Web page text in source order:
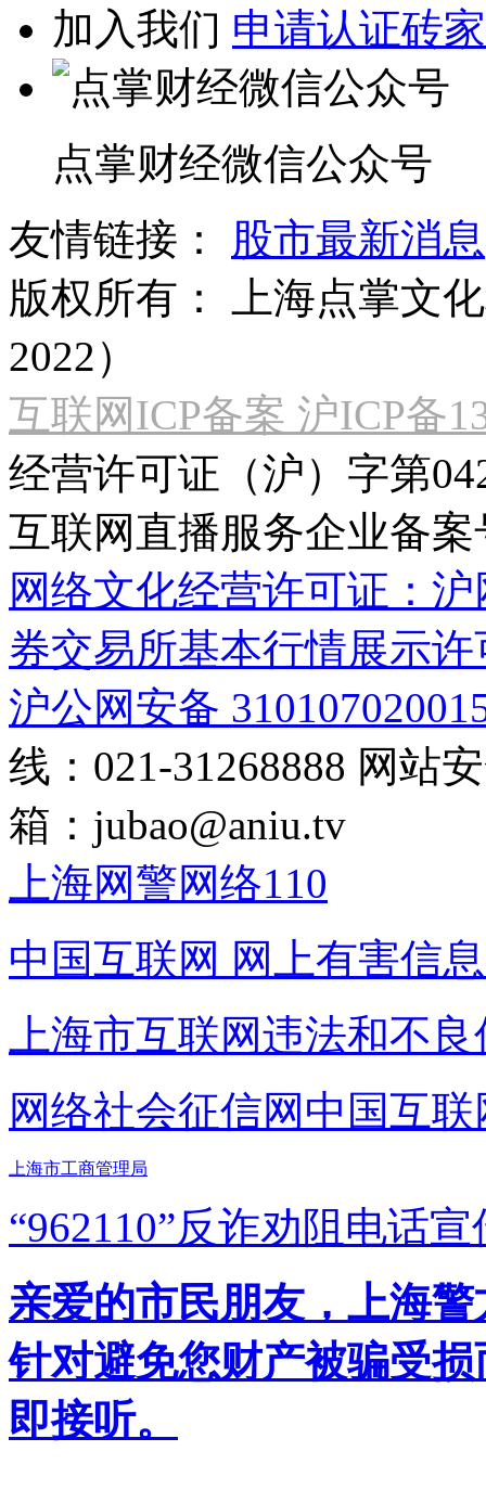
加入我们 申请认证砖家
点掌财经微信公众号
友情链接：
股市最新消息
版权所有：
上海点掌文
2022）
互联网ICP备案 沪ICP备
经营许可证（沪）字第
互联网直播服务企业备案
网络文化经营许可证：
券交易所基本行情展示许
沪公网安备
线：021-31268888 网站
箱： jubao@aniu.tv
上海网警网络110
中国互联网 网上有害信
上海市互联网违法和不
网络社会征信网 中国互
上海市工商管理局
“962110”反诈劝阻电话宣
亲爱的市民朋友，上海
针对避免您财产被骗受
即接听。